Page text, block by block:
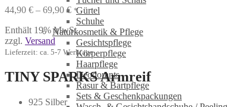
Gürtel
Schuhe
Naturkosmetik & Pflege
Gesichtspflege
Körperpflege
Haarpflege
Deodorants
Rasur & Bartpflege
Sets & Geschenkpackungen
44,90 € – 69,90 €Preisspanne:
44,90 €
bis
69,90 €
*
Enthält 19% MwSt.
zzgl. Versand
Lieferzeit: ca. 5-7 Werktage
TINY SPARKS Armreif
925 Silber